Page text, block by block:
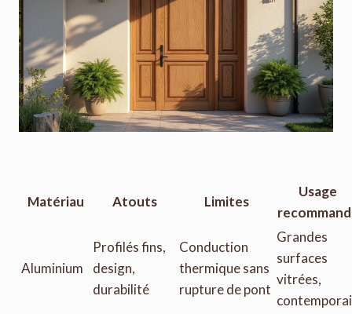
Matériau Atouts Limites
Usage
Aluminium
Profilés fins,
design,
durabilité
Conduction
thermique sans
rupture de pont
Grandes
surfaces
vitrées,